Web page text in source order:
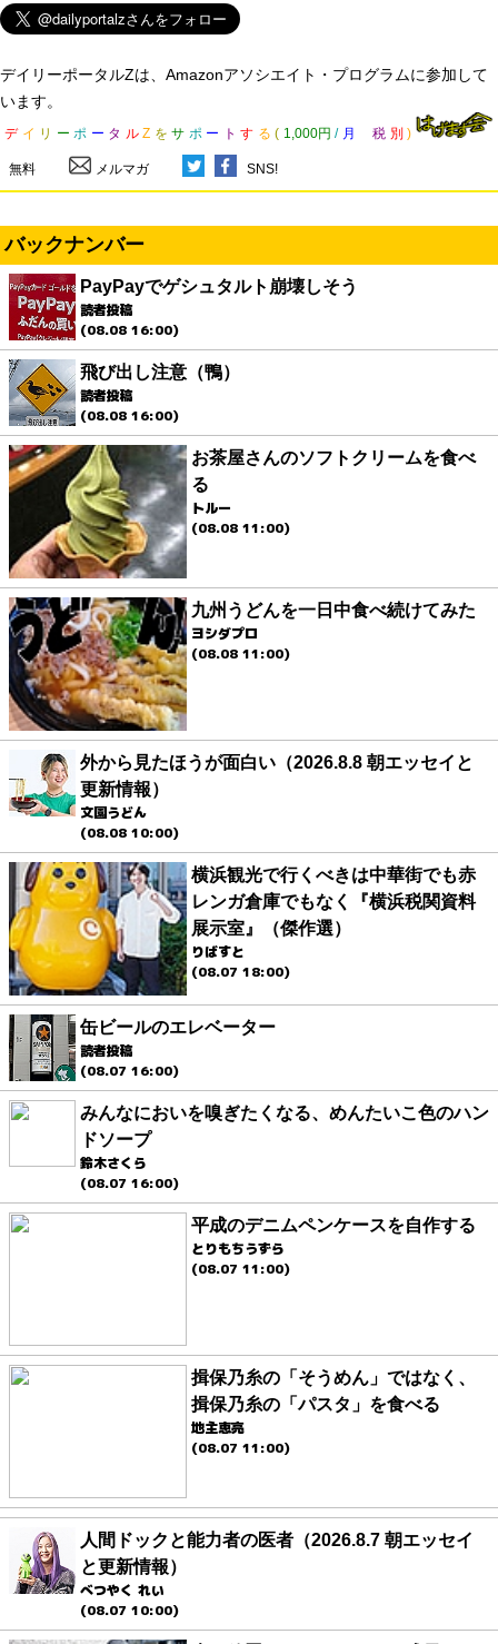
デイリーポータルZは、Amazonアソシエイト・プログラムに参加して
います。
デ イ リ ー ポ ー タ ル Z を サ ポ ー ト す る ( 1,000円 / 月 税 別 )
無料 メルマガ SNS!
バックナンバー
PayPayでゲシュタルト崩壊しそう
読者投稿
(08.08 16:00)
飛び出し注意（鴨）
読者投稿
(08.08 16:00)
お茶屋さんのソフトクリームを食べ
る
トルー
(08.08 11:00)
九州うどんを一日中食べ続けてみた
ヨシダプロ
(08.08 11:00)
外から見たほうが面白い（2026.8.8 朝エッセイと
更新情報）
文園うどん
(08.08 10:00)
横浜観光で行くべきは中華街でも赤
レンガ倉庫でもなく『横浜税関資料
展示室』（傑作選）
りばすと
(08.07 18:00)
缶ビールのエレベーター
読者投稿
(08.07 16:00)
みんなにおいを嗅ぎたくなる、めんたいこ色のハン
ドソープ
鈴木さくら
(08.07 16:00)
平成のデニムペンケースを自作する
とりもちうずら
(08.07 11:00)
揖保乃糸の「そうめん」ではなく、
揖保乃糸の「パスタ」を食べる
地主恵亮
(08.07 11:00)
人間ドックと能力者の医者（2026.8.7 朝エッセイ
と更新情報）
べつやく れい
(08.07 10:00)